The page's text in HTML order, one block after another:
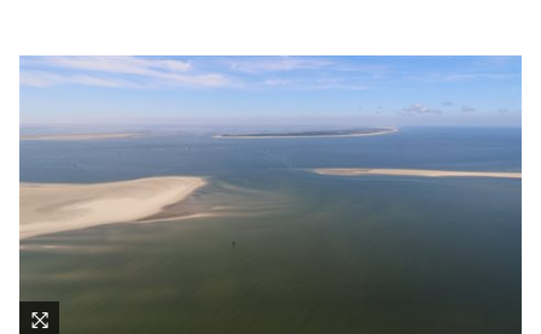
nieuw
venster)
(verwijst
naar